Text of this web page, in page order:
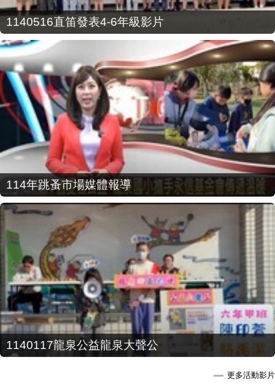
1140516直笛發表4-6年級影片
114年跳蚤市場媒體報導
1140117龍泉公益龍泉大聲公
更多活動影片